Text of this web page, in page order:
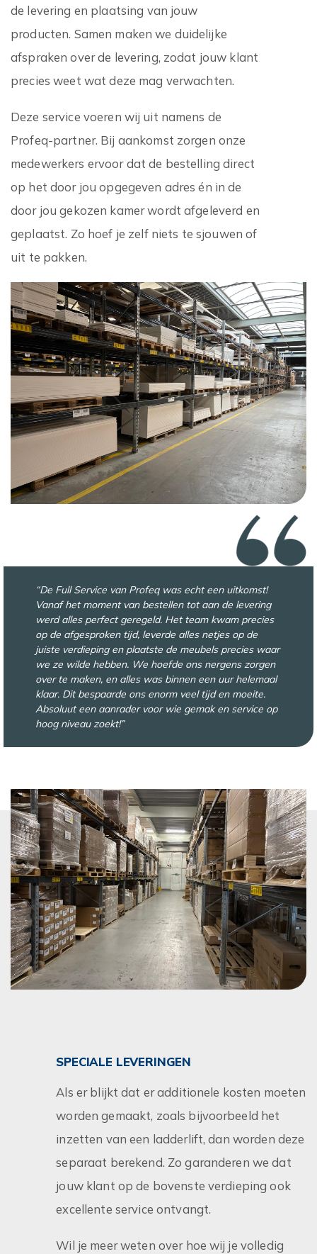
de levering en plaatsing van jouw
producten. Samen maken we duidelijke
afspraken over de levering, zodat jouw klant
precies weet wat deze mag verwachten.
Deze service voeren wij uit namens de
Profeq-partner. Bij aankomst zorgen onze
medewerkers ervoor dat de bestelling direct
op het door jou opgegeven adres én in de
door jou gekozen kamer wordt afgeleverd en
geplaatst. Zo hoef je zelf niets te sjouwen of
uit te pakken.
“De Full Service van Profeq was echt een uitkomst!
Vanaf het moment van bestellen tot aan de levering
werd alles perfect geregeld. Het team kwam precies
op de afgesproken tijd, leverde alles netjes op de
juiste verdieping en plaatste de meubels precies waar
we ze wilde hebben. We hoefde ons nergens zorgen
over te maken, en alles was binnen een uur helemaal
klaar. Dit bespaarde ons enorm veel tijd en moeite.
Absoluut een aanrader voor wie gemak en service op
hoog niveau zoekt!”
SPECIALE LEVERINGEN
Als er blijkt dat er additionele kosten moeten
worden gemaakt, zoals bijvoorbeeld het
inzetten van een ladderlift, dan worden deze
separaat berekend. Zo garanderen we dat
jouw klant op de bovenste verdieping ook
excellente service ontvangt.
Wil je meer weten over hoe wij je volledig